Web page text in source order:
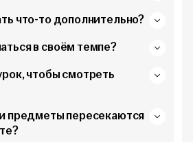
что-то дополнительно?
в своём темпе?
чтобы смотреть
предметы пересекаются